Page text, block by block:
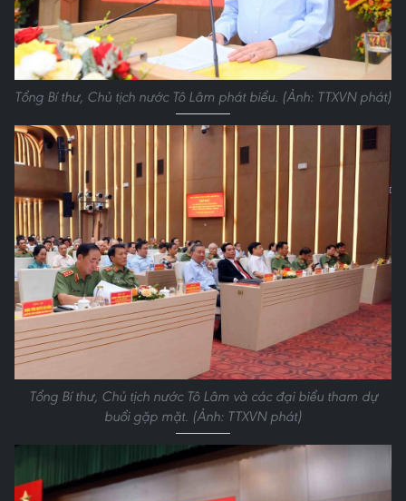
Tổng Bí thư, Chủ tịch nước Tô Lâm phát biểu. (Ảnh: TTXVN phát)
Tổng Bí thư, Chủ tịch nước Tô Lâm và các đại biểu tham dự
buổi gặp mặt. (Ảnh: TTXVN phát)